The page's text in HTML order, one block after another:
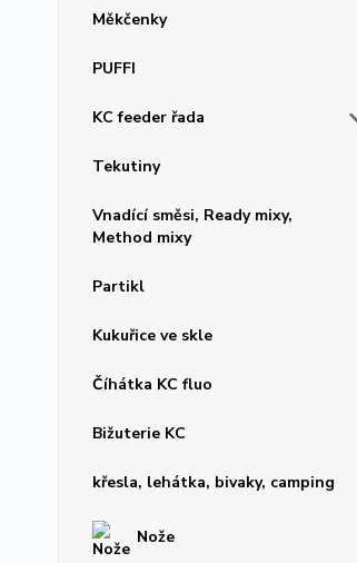
Měkčenky
PUFFI
KC feeder řada
Tekutiny
Vnadící směsi, Ready mixy,
Method mixy
Partikl
Kukuřice ve skle
Číhátka KC fluo
Bižuterie KC
křesla, lehátka, bivaky, camping
Nože